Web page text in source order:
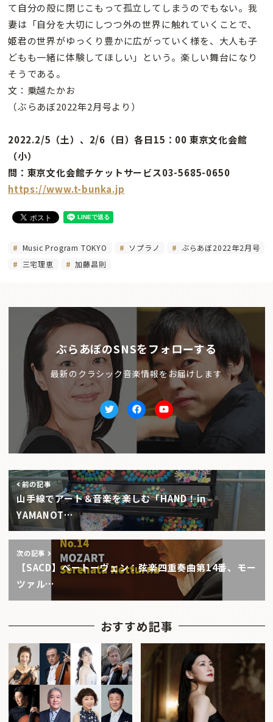
て自分の殻に閉じこもって孤立してしまうのでもない。我
妻は「自分を大切にしつつ外の世界に触れていくことで、
姫君の世界がゆっくり豊かに広がっていく様を、大人も子
どもも一緒に体験してほしい」という。楽しい舞台になり
そうである。
文：乗越たかお
（ぶらあぼ2022年2月号より）
2022.2/5（土）、2/6（日）各日15：00 東京文化会館
（小）
問：東京文化会館チケットサービス03-5685-0650
https://www.t-bunka.jp
Music Program TOKYO ソプラノ
ぶらあぼ2022年2月号
三宅理恵
加藤昌則
ぶらあぼのSNSをフォローする
最新のクラシック音楽情報をお届けします
TwitterfacebookYoutube
前の記事
山手線でアート＆音楽を楽しむ「HAND！in
YAMANOT…
次の記事
【SACD】ベートーヴェン：弦楽四重奏曲第14番、モー
ツァル…
おすすめ記事